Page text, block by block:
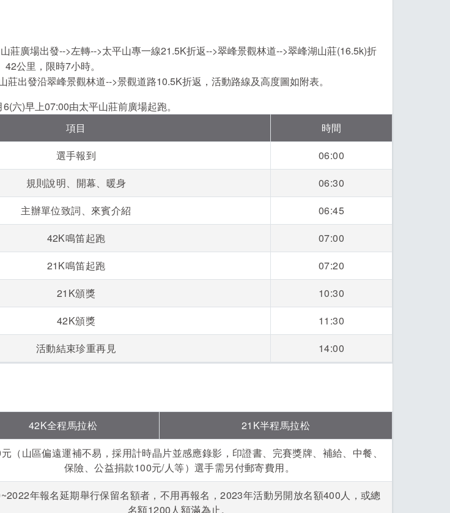
莊廣場出發-->左轉-->太平山專一線21.5K折返-->翠峰景觀林道-->翠峰湖山莊(16.5k)折
公里，限時7小時。
莊出發沿翠峰景觀林道-->景觀道路10.5K折返，活動路線及高度圖如附表。
六)早上07:00由太平山莊前廣場起跑。
項目
時間
選手報到
06:00
規則說明、開幕、暖身
06:30
主辦單位致詞、來賓介紹
06:45
42K鳴笛起跑
07:00
21K鳴笛起跑
07:20
21K頒獎
10:30
42K頒獎
11:30
活動結束珍重再見
14:00
42K全程馬拉松 21K半程馬拉松
（山區偏遠運補不易，採用計時晶片並感應錄影，印證書、完賽獎牌、補給、中餐、
保險、公益捐款100元/人等）選手需另付郵寄費用。
年報名延期舉行保留名額者，不用再報名，2023年活動另開放名額400人，或總
名額1200人額滿為止。